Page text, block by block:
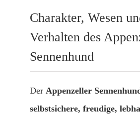
Charakter, Wesen
Verhalten des
Sennenhund
Der Appenzeller
selbstsichere, freudige,